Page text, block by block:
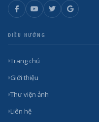
ĐIỀU HƯỚNG
Trang chủ
Giới thiệu
Thư viện ảnh
Liên hệ